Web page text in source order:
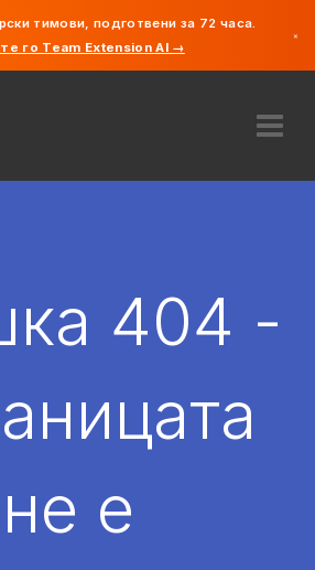
тимови, подготвени за 72 часа.
го Team Extension AI →
×
404 -
не е